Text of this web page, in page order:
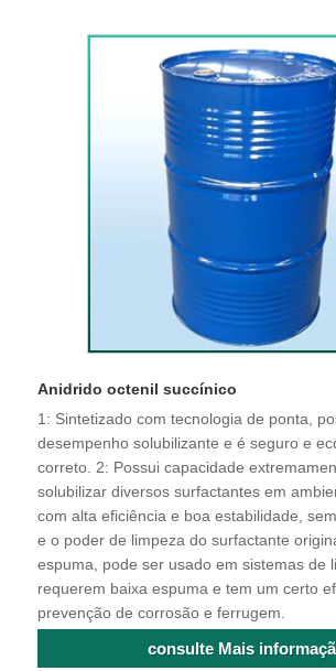
Anidrido octenil succínico
1: Sintetizado com tecnologia de ponta,
desempenho solubilizante e é seguro e
correto. 2: Possui capacidade
solubilizar diversos surfactantes em
com alta eficiência e boa estabilidade,
e o poder de limpeza do surfactante
espuma, pode ser usado em sistemas de
requerem baixa espuma e tem um certo
prevenção de corrosão e ferrugem.
consulte Mais